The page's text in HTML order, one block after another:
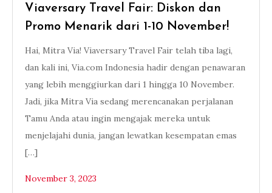
Viaversary Travel Fair: Diskon dan
Promo Menarik dari 1-10 November!
Hai, Mitra Via! Viaversary Travel Fair telah tiba lagi,
dan kali ini, Via.com Indonesia hadir dengan penawaran
yang lebih menggiurkan dari 1 hingga 10 November.
Jadi, jika Mitra Via sedang merencanakan perjalanan
Tamu Anda atau ingin mengajak mereka untuk
menjelajahi dunia, jangan lewatkan kesempatan emas
[…]
November 3, 2023